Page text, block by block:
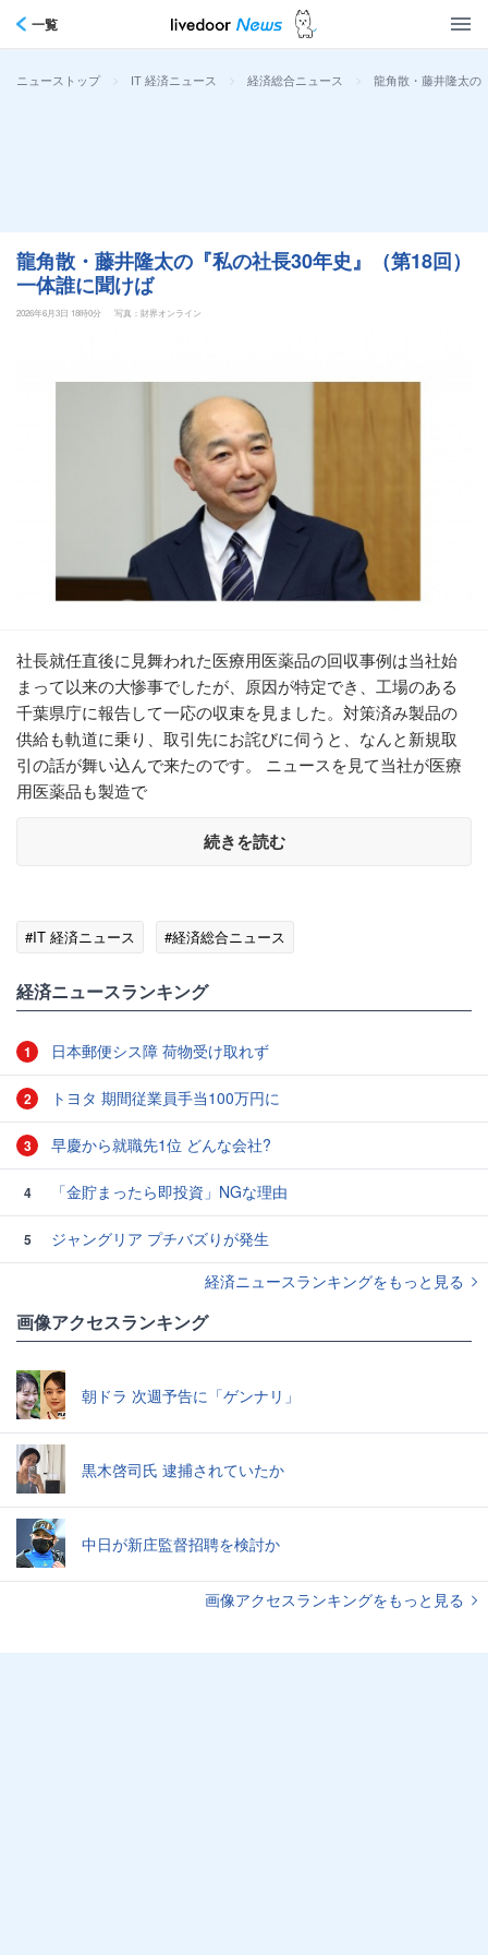
一覧
ニューストップ > IT 経済ニュース > 経済総合ニュース > 龍角散・藤井隆太の
龍角散・藤井隆太の『私の社長30年史』（第18回）
一体誰に聞けば
2026年6月3日 18時0分 写真：財界オンライン
社長就任直後に見舞われた医療用医薬品の回収事例は当社始
まって以来の大惨事でしたが、原因が特定でき、工場のある
千葉県庁に報告して一応の収束を見ました。対策済み製品の
供給も軌道に乗り、取引先にお詫びに伺うと、なんと新規取
引の話が舞い込んで来たのです。 ニュースを見て当社が医療
用医薬品も製造で
続きを読む
#IT 経済ニュース #経済総合ニュース
経済ニュースランキング
1 日本郵便シス障 荷物受け取れず
2 トヨタ 期間従業員手当100万円に
3 早慶から就職先1位 どんな会社?
4 「金貯まったら即投資」NGな理由
5
ジャングリア プチバズりが発生
経済ニュースランキングをもっと見る
画像アクセスランキング
朝ドラ 次週予告に「ゲンナリ」
黒木啓司氏 逮捕されていたか
中日が新庄監督招聘を検討か
画像アクセスランキングをもっと見る